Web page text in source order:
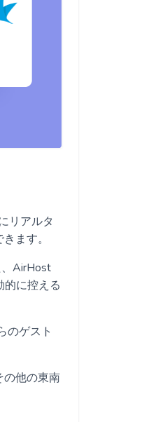
リアルタ
ます。
AirHost
的に控える
のゲスト
の他の東南